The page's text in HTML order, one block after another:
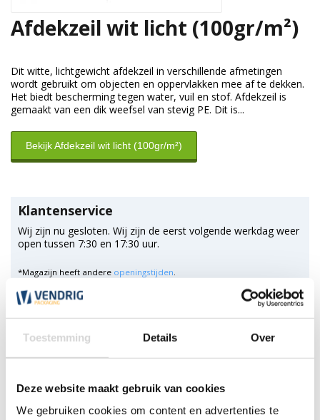
Toestemming Details Over
Deze website maakt gebruik van cookies
We gebruiken cookies om content en advertenties te
Afdekzeil wit licht (100gr/m²)
Dit witte, lichtgewicht afdekzeil in verschillende afmetingen
wordt gebruikt om objecten en oppervlakken mee af te dekken.
Het biedt bescherming tegen water, vuil en stof. Afdekzeil is
gemaakt van een dik weefsel van stevig PE. Dit is...
Bekijk Afdekzeil wit licht (100gr/m²)
Klantenservice
Wij zijn nu gesloten. Wij zijn de eerst volgende werkdag weer
open tussen 7:30 en 17:30 uur.
*Magazijn heeft andere openingstijden.
0348 4791 95
Chat
WhatsApp 0348 479195